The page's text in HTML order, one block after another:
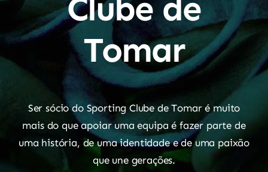
Clube de
Tomar
Ser sócio do Sporting Clube de Tomar é muito
mais do que apoiar uma equipa é fazer parte de
uma história, de uma identidade e de uma paixão
que une gerações.